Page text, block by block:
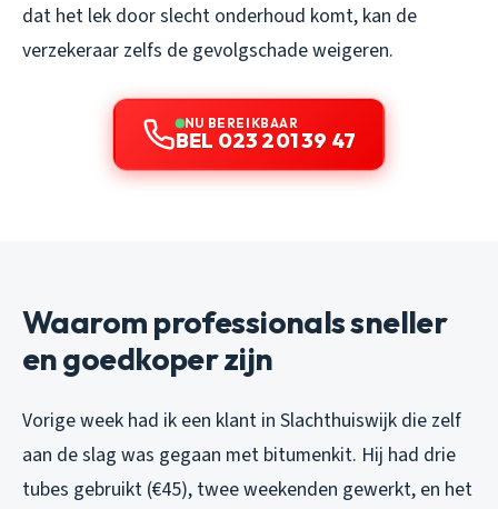
dat het lek door slecht onderhoud komt, kan de
verzekeraar zelfs de gevolgschade weigeren.
NU BEREIKBAAR
BEL 023 201 39 47
Waarom professionals sneller
en goedkoper zijn
Vorige week had ik een klant in Slachthuiswijk die zelf
aan de slag was gegaan met bitumenkit. Hij had drie
tubes gebruikt (€45), twee weekenden gewerkt, en het